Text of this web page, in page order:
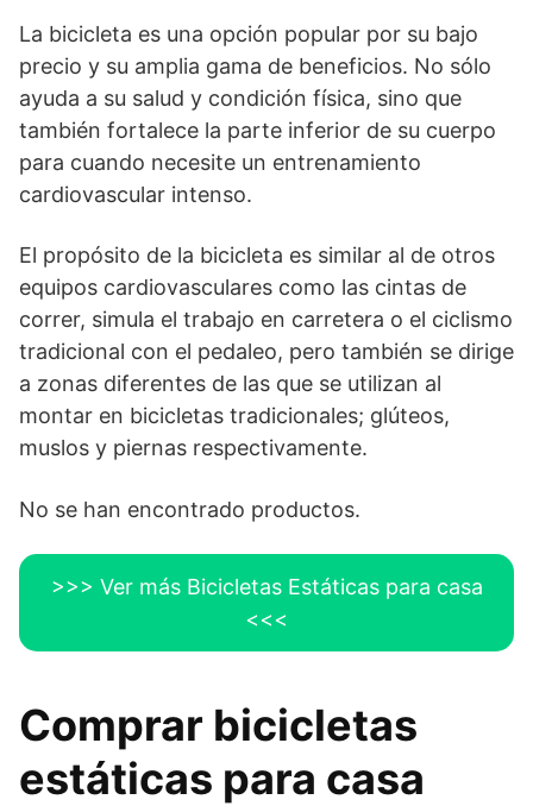
La bicicleta es una opción popular por su bajo
precio y su amplia gama de beneficios. No sólo
ayuda a su salud y condición física, sino que
también fortalece la parte inferior de su cuerpo
para cuando necesite un entrenamiento
cardiovascular intenso.
El propósito de la bicicleta es similar al de otros
equipos cardiovasculares como las cintas de
correr, simula el trabajo en carretera o el ciclismo
tradicional con el pedaleo, pero también se dirige
a zonas diferentes de las que se utilizan al
montar en bicicletas tradicionales; glúteos,
muslos y piernas respectivamente.
No se han encontrado productos.
>>> Ver más Bicicletas Estáticas para casa
<<<
Comprar bicicletas
estáticas para casa